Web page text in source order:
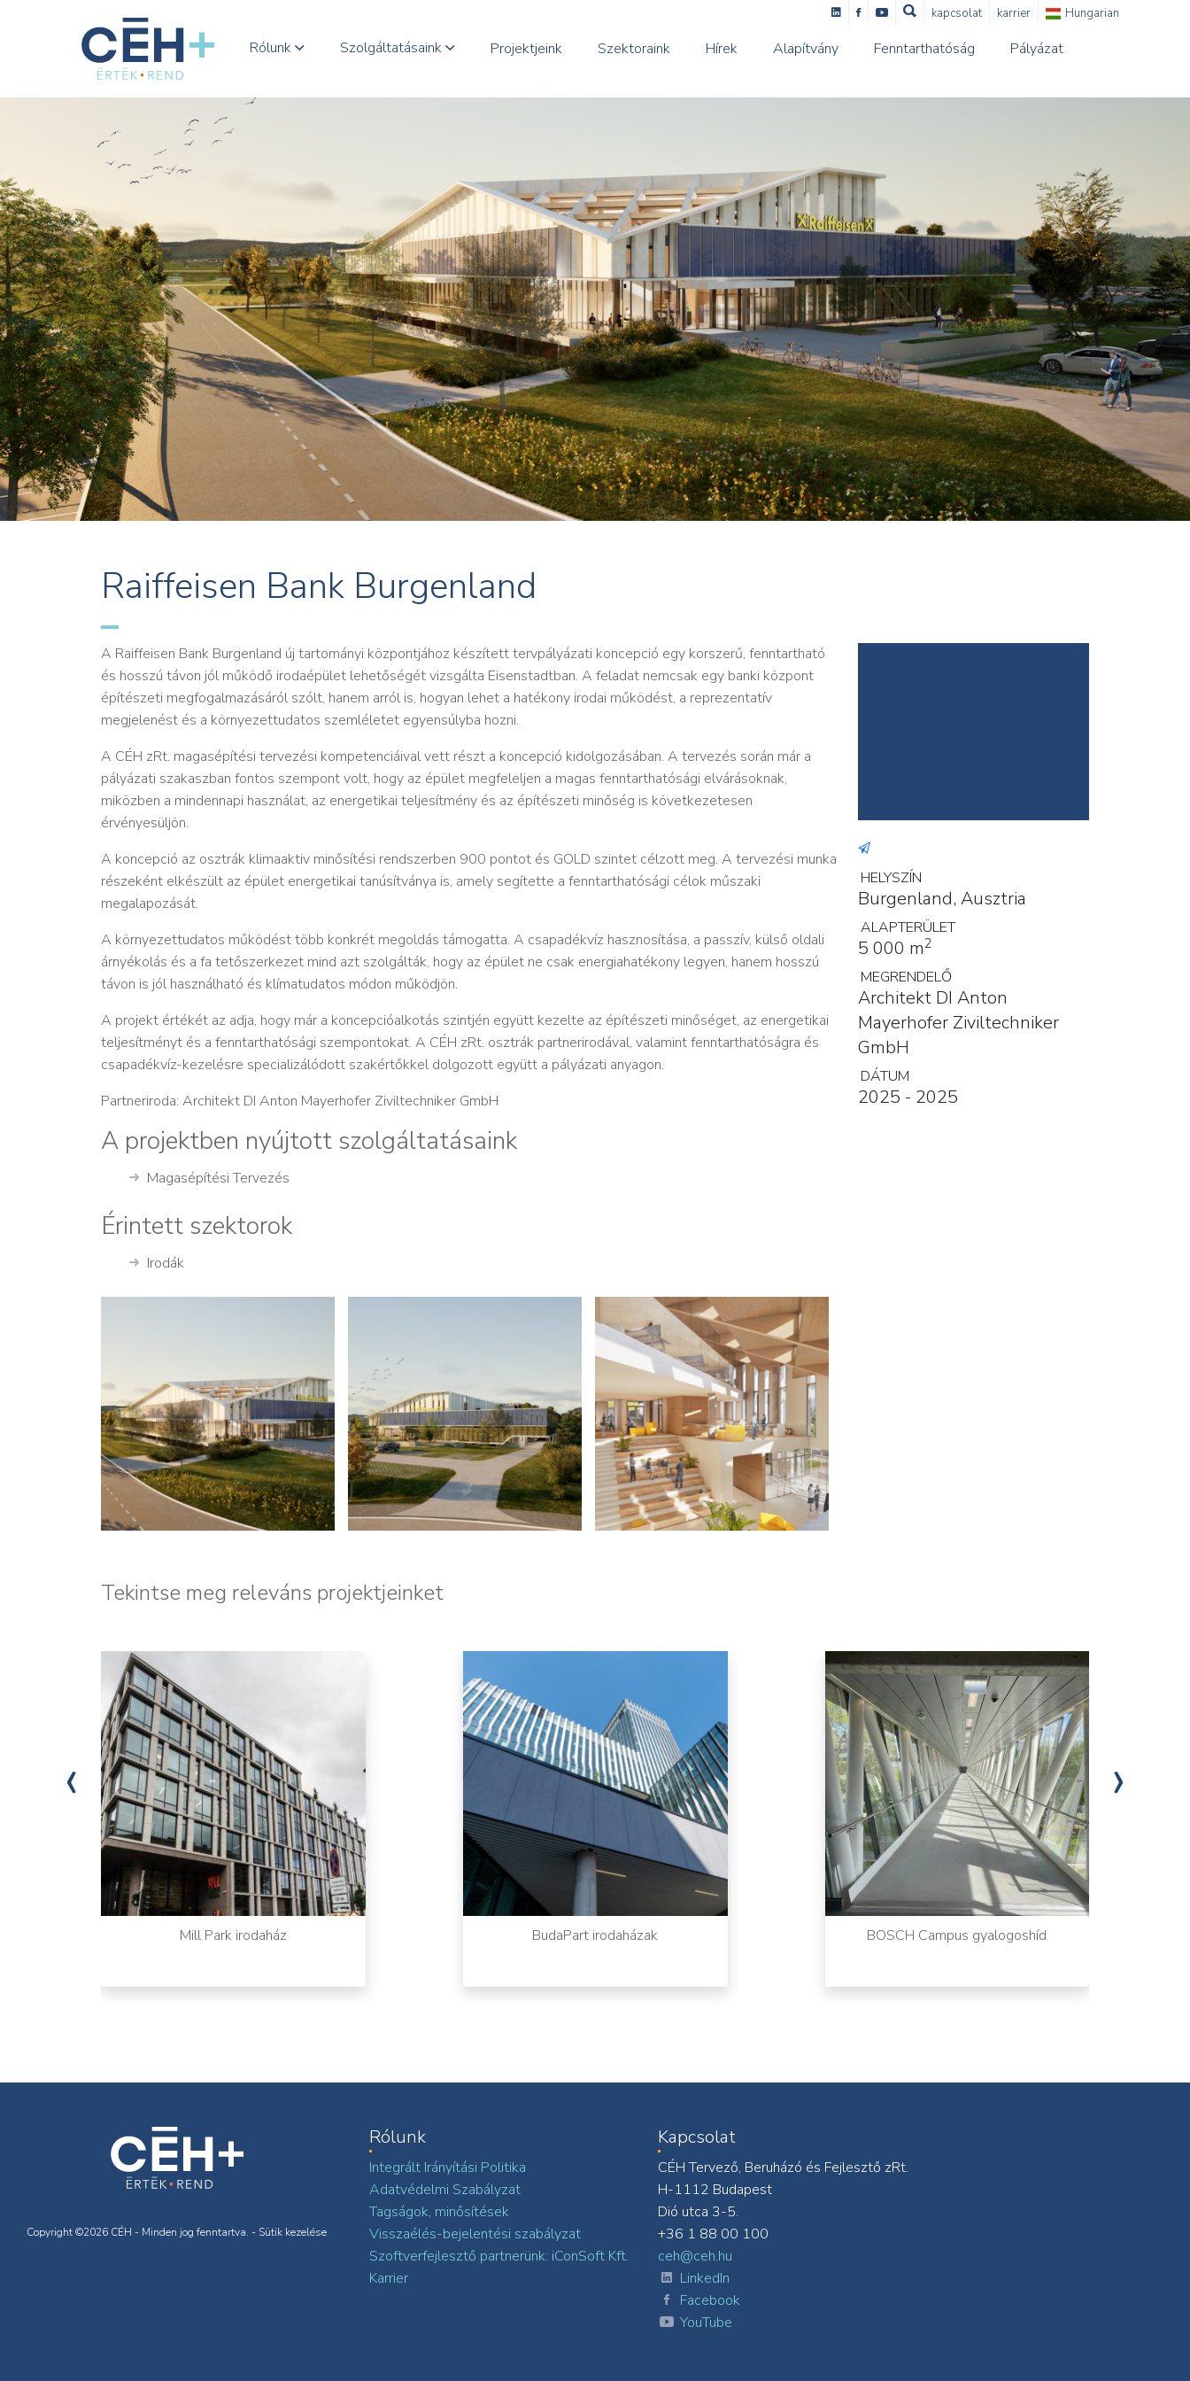
Rólunk Szolgáltatásaink Projektjeink Szektoraink Hírek Alapítvány Fenntarthatóság Pályázat
kapcsolat karrier Hungarian
Raiffeisen Bank Burgenland
A Raiffeisen Bank Burgenland új tartományi központjához készített tervpályázati koncepció egy korszerű, fenntartható
és hosszú távon jól működő irodaépület lehetőségét vizsgálta Eisenstadtban. A feladat nemcsak egy banki központ
építészeti megfogalmazásáról szólt, hanem arról is, hogyan lehet a hatékony irodai működést, a reprezentatív
megjelenést és a környezettudatos szemléletet egyensúlyba hozni.
A CÉH zRt. magasépítési tervezési kompetenciáival vett részt a koncepció kidolgozásában. A tervezés során már a
pályázati szakaszban fontos szempont volt, hogy az épület megfeleljen a magas fenntarthatósági elvárásoknak,
miközben a mindennapi használat, az energetikai teljesítmény és az építészeti minőség is következetesen
érvényesüljön.
A koncepció az osztrák klimaaktiv minősítési rendszerben 900 pontot és GOLD szintet célzott meg. A tervezési munka
részeként elkészült az épület energetikai tanúsítványa is, amely segítette a fenntarthatósági célok műszaki
megalapozását.
A környezettudatos működést több konkrét megoldás támogatta. A csapadékvíz hasznosítása, a passzív, külső oldali
árnyékolás és a fa tetőszerkezet mind azt szolgálták, hogy az épület ne csak energiahatékony legyen, hanem hosszú
távon is jól használható és klímatudatos módon működjön.
A projekt értékét az adja, hogy már a koncepcióalkotás szintjén együtt kezelte az építészeti minőséget, az energetikai
teljesítményt és a fenntarthatósági szempontokat. A CÉH zRt. osztrák partnerirodával, valamint fenntarthatóságra és
csapadékvíz-kezelésre specializálódott szakértőkkel dolgozott együtt a pályázati anyagon.
Partneriroda: Architekt DI Anton Mayerhofer Ziviltechniker GmbH
A projektben nyújtott szolgáltatásaink
Magasépítési Tervezés
Érintett szektorok
Irodák
HELYSZÍN
Burgenland, Ausztria
ALAPTERÜLET
5 000 m2
MEGRENDELŐ
Architekt DI Anton
Mayerhofer Ziviltechniker
GmbH
DÁTUM
2025 - 2025
Tekintse meg releváns projektjeinket
Mill Park irodaház BudaPart irodaházak BOSCH Campus gyalogoshíd
‹ ›
Copyright ©2026 CÉH - Minden jog fenntartva. - Sütik kezelése
Rólunk
Integrált Irányítási Politika
Adatvédelmi Szabályzat
Tagságok, minősítések
Visszaélés-bejelentési szabályzat
Szoftverfejlesztő partnerünk: iConSoft Kft.
Karrier
Kapcsolat
CÉH Tervező, Beruházó és Fejlesztő zRt.
H-1112 Budapest
Dió utca 3-5.
+36 1 88 00 100
ceh@ceh.hu
LinkedIn
Facebook
YouTube